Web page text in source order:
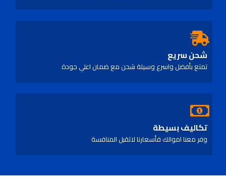
شحن سريع
تمتع بأفضل واسرع وسيلة شحن مع ضمان اعلي جودة
تكاليف بسيطة
وفر معنا اموالك فأسعارنا لاتقبل المنافسة